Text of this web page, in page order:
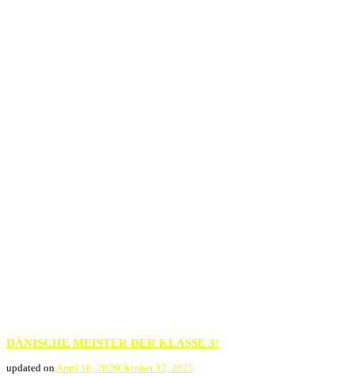
DÄNISCHE MEISTER DER KLASSE 3!
updated onApril 10, 2026Oktober 12, 2025